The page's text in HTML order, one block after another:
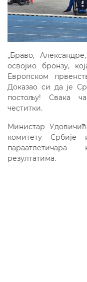
„Браво,
освојио бронзу,
Европском
Доказао си да је
постољу! Свака
честитки.
Министар
комитету
резултатима.